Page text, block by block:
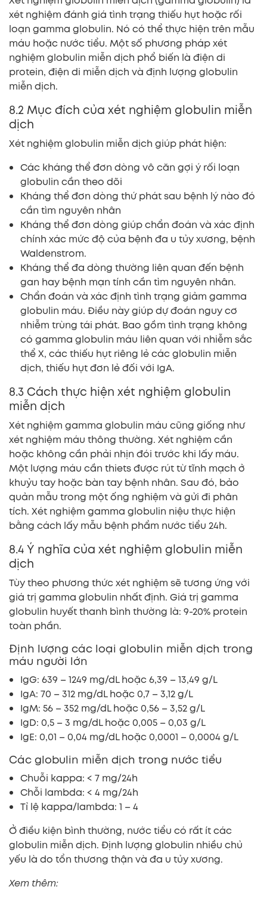
xét nghiệm đánh giá tình trạng thiếu hụt hoặc rối
loạn gamma globulin. Nó có thể thực hiện trên mẫu
máu hoặc nước tiểu. Một số phương pháp xét
nghiệm globulin miễn dịch phổ biến là điện di
protein, điện di miễn dịch và định lượng globulin
miễn dịch.
8.2 Mục đích của xét nghiệm globulin miễn
dịch
Xét nghiệm globulin miễn dịch giúp phát hiện:
Các kháng thể đơn dòng vô căn gợi ý rối loạn
globulin cần theo dõi
Kháng thể đơn dòng thứ phát sau bệnh lý nào đó
cần tìm nguyên nhân
Kháng thể đơn dòng giúp chẩn đoán và xác định
chính xác mức độ của bệnh đa u tủy xương, bệnh
Waldenstrom.
Kháng thể đa dòng thường liên quan đến bệnh
gan hay bệnh mạn tính cần tìm nguyên nhân.
Chẩn đoán và xác định tình trạng giảm gamma
globulin máu. Điều này giúp dự đoán nguy cơ
nhiễm trùng tái phát. Bao gồm tình trạng không
có gamma globulin máu liên quan với nhiễm sắc
thể X, các thiếu hụt riêng lẻ các globulin miễn
dịch, thiếu hụt đơn lẻ đối với IgA.
8.3 Cách thực hiện xét nghiệm globulin
miễn dịch
Xét nghiệm gamma globulin máu cũng giống như
xét nghiệm máu thông thường. Xét nghiệm cần
hoặc không cần phải nhịn đói trước khi lấy máu.
Một lượng máu cần thiets được rút từ tĩnh mạch ở
khuỷu tay hoặc bàn tay bệnh nhân. Sau đó, bảo
quản mẫu trong một ống nghiệm và gửi đi phân
tích. Xét nghiệm gamma globulin niệu thực hiện
bằng cách lấy mẫu bệnh phẩm nước tiểu 24h.
8.4 Ý nghĩa của xét nghiệm globulin miễn
dịch
Tùy theo phương thức xét nghiệm sẽ tương ứng với
giá trị gamma globulin nhất định. Giá trị gamma
globulin huyết thanh bình thường là: 9-20% protein
toàn phần.
Định lượng các loại globulin miễn dịch trong
máu người lớn
IgG: 639 – 1249 mg/dL hoặc 6,39 – 13,49 g/L
IgA: 70 – 312 mg/dL hoặc 0,7 – 3,12 g/L
IgM: 56 – 352 mg/dL hoặc 0,56 – 3,52 g/L
IgD: 0,5 – 3 mg/dL hoặc 0,005 – 0,03 g/L
IgE: 0,01 – 0,04 mg/dL hoặc 0,0001 – 0,0004 g/L
Các globulin miễn dịch trong nước tiểu
Chuỗi kappa: < 7 mg/24h
Chỗi lambda: < 4 mg/24h
Tỉ lệ kappa/lambda: 1 – 4
Ở điều kiện bình thường, nước tiểu có rất ít các
globulin miễn dịch. Định lượng globulin nhiều chủ
yếu là do tổn thương thận và đa u tủy xương.
Xem thêm: